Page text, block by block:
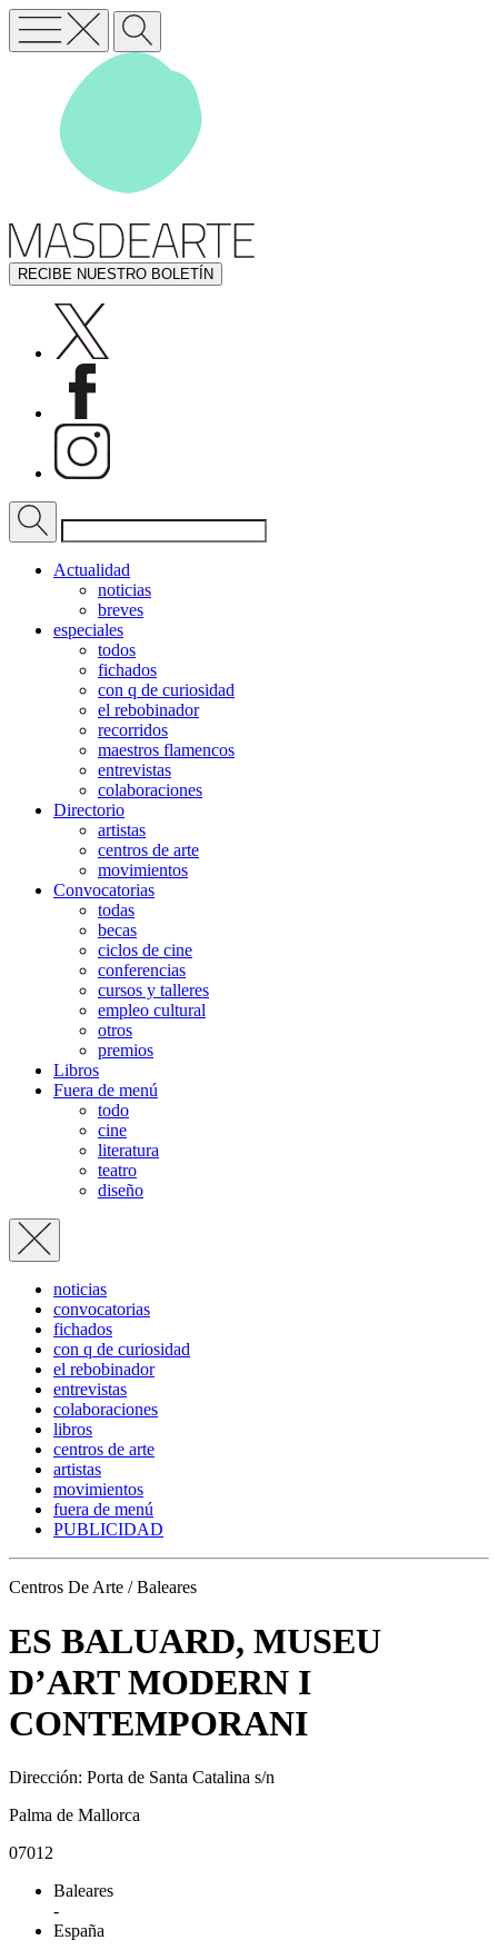
RECIBE NUESTRO BOLETÍN
Actualidad
noticias
breves
especiales
todos
fichados
con q de curiosidad
el rebobinador
recorridos
maestros flamencos
entrevistas
colaboraciones
Directorio
artistas
centros de arte
movimientos
Convocatorias
todas
becas
ciclos de cine
conferencias
cursos y talleres
empleo cultural
otros
premios
Libros
Fuera de menú
todo
cine
literatura
teatro
diseño
noticias
convocatorias
fichados
con q de curiosidad
el rebobinador
entrevistas
colaboraciones
libros
centros de arte
artistas
movimientos
fuera de menú
PUBLICIDAD
Centros De Arte / Baleares
ES BALUARD, MUSEU
D’ART MODERN I
CONTEMPORANI
Dirección: Porta de Santa Catalina s/n
Palma de Mallorca
07012
Baleares
-
España